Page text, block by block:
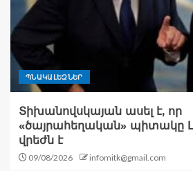
ՊՆԱԿԱԼԵԶՆԵՐ
Տիխանովսկայան ասել է, որ
«ծայրահեղական» պիտակը
վրեժն է
09/08/2026 infomitk@gmail.com